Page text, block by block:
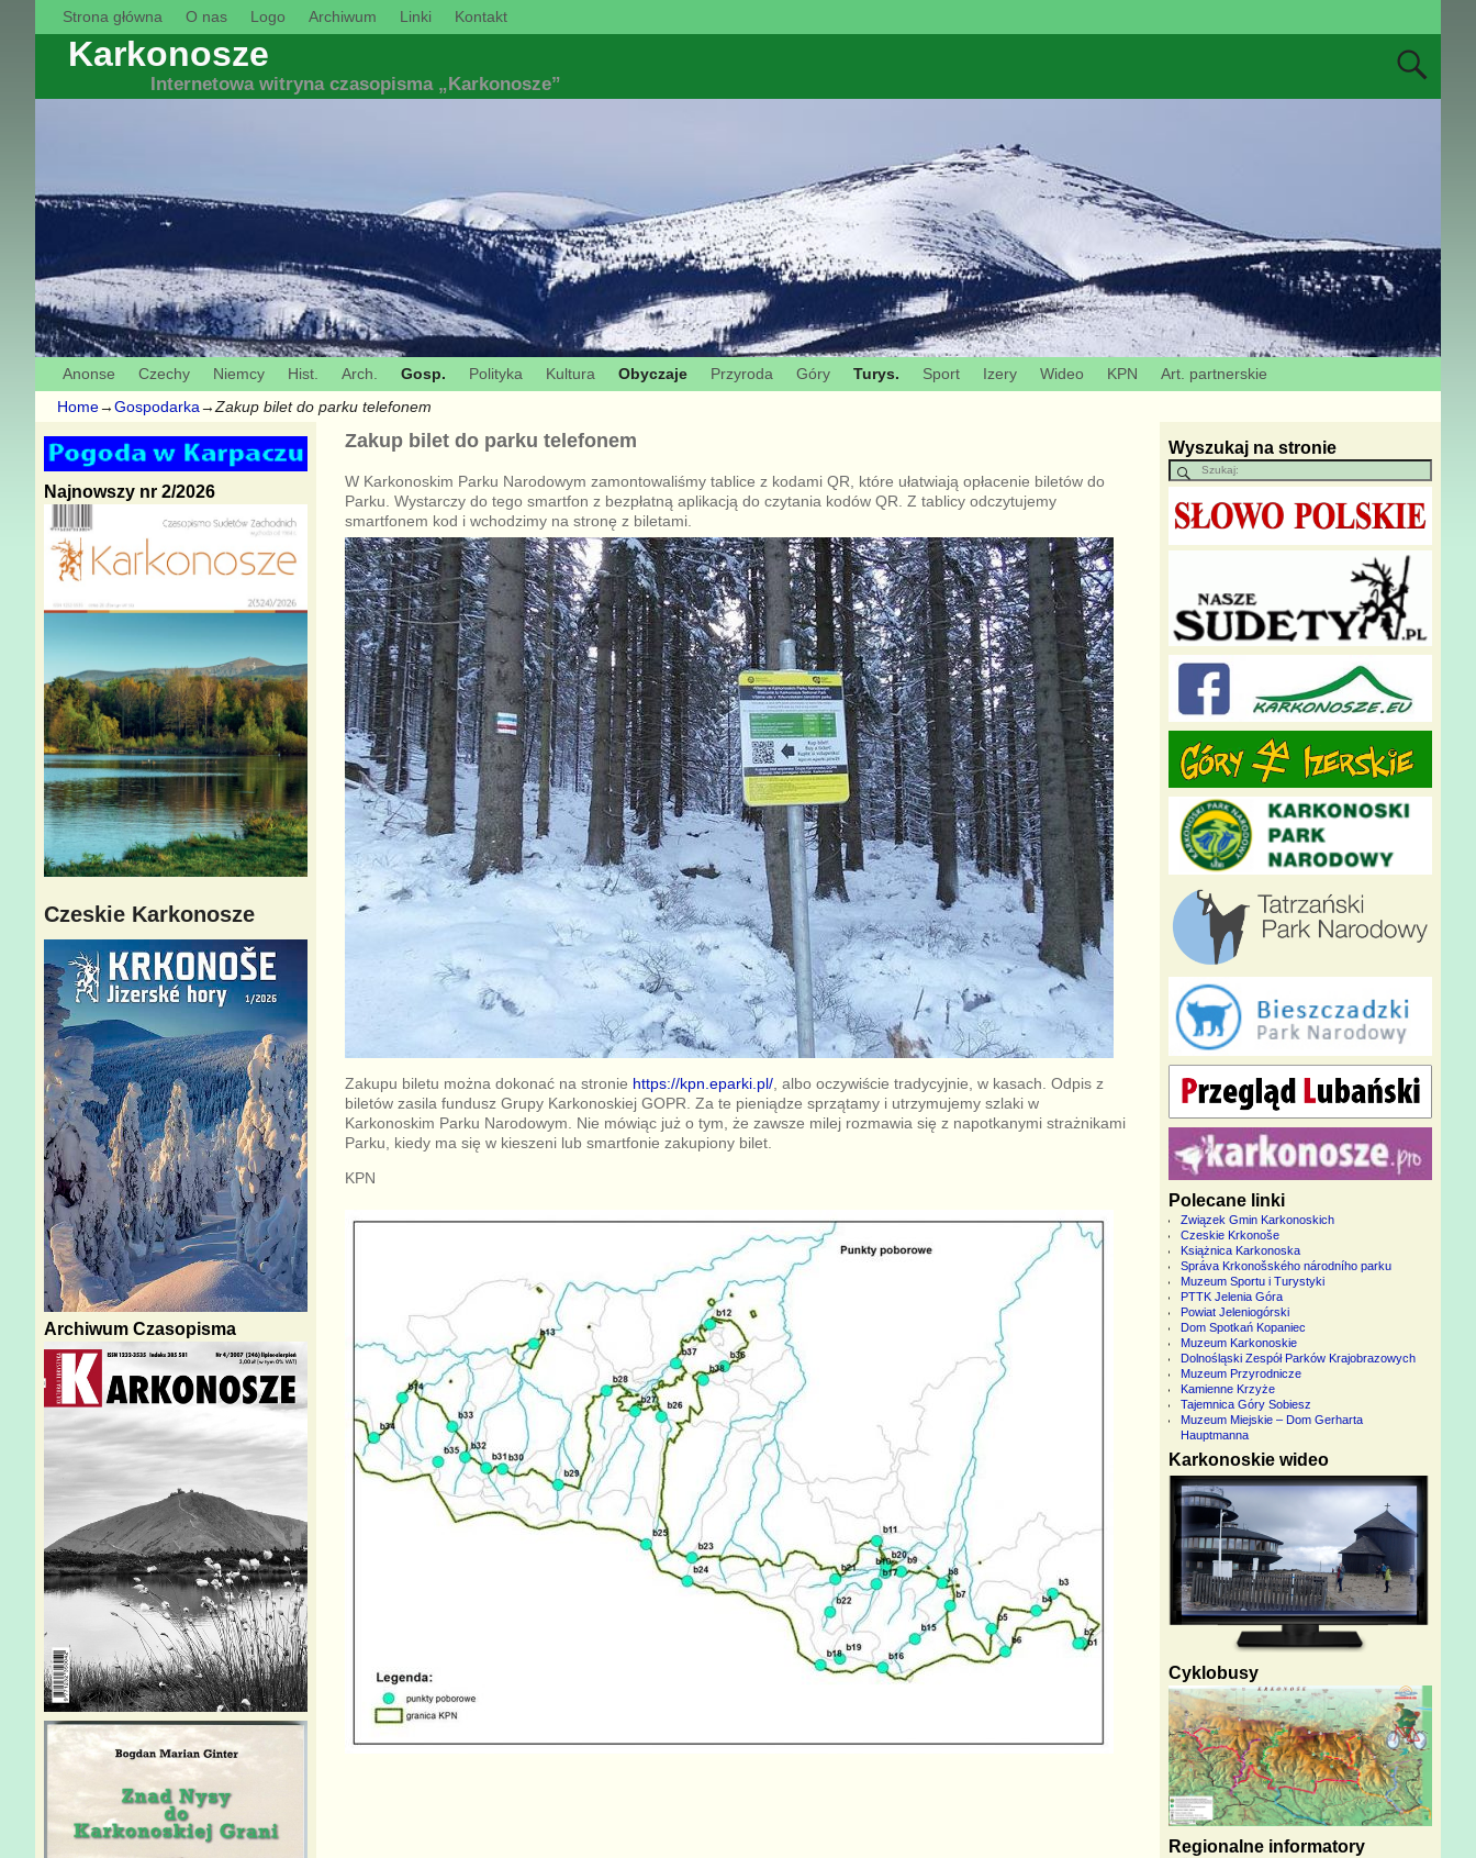
Strona główna O nas Logo Archiwum Linki Kontakt
Karkonosze
Internetowa witryna czasopisma „Karkonosze”
Anonse Czechy Niemcy Hist. Arch. Gosp. Polityka Kultura Obyczaje Przyroda Góry Turys. Sport Izery Wideo KPN
Art. partnerskie
Home→Gospodarka→Zakup bilet do parku telefonem
Zakup bilet do parku telefonem
W Karkonoskim Parku Narodowym zamontowaliśmy tablice z kodami QR, które ułatwiają opłacenie biletów do
Parku. Wystarczy do tego smartfon z bezpłatną aplikacją do czytania kodów QR. Z tablicy odczytujemy
smartfonem kod i wchodzimy na stronę z biletami.
Zakupu biletu można dokonać na stronie https://kpn.eparki.pl/, albo oczywiście tradycyjnie, w kasach. Odpis z
biletów zasila fundusz Grupy Karkonoskiej GOPR. Za te pieniądze sprzątamy i utrzymujemy szlaki w
Karkonoskim Parku Narodowym. Nie mówiąc już o tym, że zawsze milej rozmawia się z napotkanymi strażnikami
Parku, kiedy ma się w kieszeni lub smartfonie zakupiony bilet.
KPN
Najnowszy nr 2/2026
Czeskie Karkonosze
Archiwum Czasopisma
Wyszukaj na stronie
Polecane linki
Związek Gmin Karkonoskich
Czeskie Krkonoše
Książnica Karkonoska
Správa Krkonošského národního parku
Muzeum Sportu i Turystyki
PTTK Jelenia Góra
Powiat Jeleniogórski
Dom Spotkań Kopaniec
Muzeum Karkonoskie
Dolnośląski Zespół Parków Krajobrazowych
Muzeum Przyrodnicze
Kamienne Krzyże
Tajemnica Góry Sobiesz
Muzeum Miejskie – Dom Gerharta
Hauptmanna
Karkonoskie wideo
Cyklobusy
Regionalne informatory